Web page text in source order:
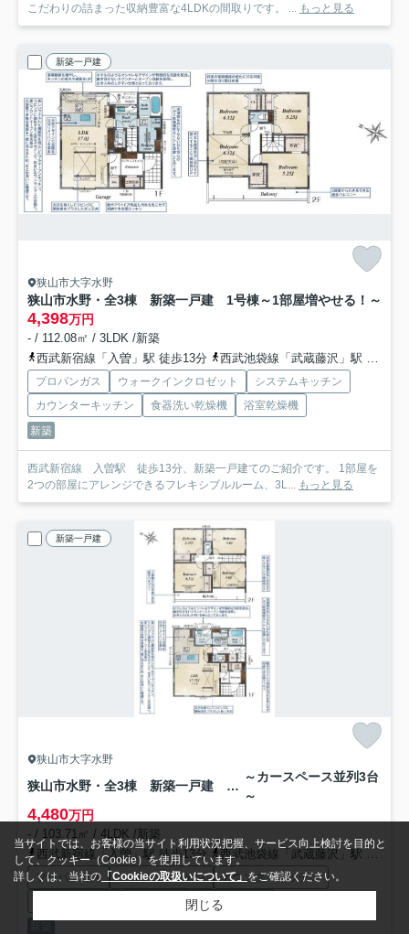
こだわりの詰まった収納豊富な4LDKの間取りです。 ...
もっと見る
新築一戸建
狭山市大字水野
狭山市水野・全3棟 新築一戸建 1号棟～1部屋増やせる！～
4,398万円
- / 112.08㎡ / 3LDK /新築
西武新宿線「入曽」駅 徒歩13分
西武池袋線「武蔵藤沢」駅 徒歩26分
プロパンガス ウォークインクロゼット
システムキッチン
カウンターキッチン
食器洗い乾燥機
浴室乾燥機
新築
西武新宿線 入曽駅 徒歩13分、新築一戸建てのご紹介です。 1部屋を
2つの部屋にアレンジできるフレキシブルルーム、3L...
もっと見る
新築一戸建
狭山市大字水野
狭山市水野・全3棟 新築一戸建 2号棟
～カースペース並列3台
～
4,480万円
- / 103.71㎡ / 4LDK /新築
西武新宿線「入曽」駅 徒歩13分
西武池袋線「武蔵藤沢」駅 徒歩26分
プロパンガス システムキッチン
カウンターキッチン
浴室１坪以上
当サイトでは、お客様の当サイト利用状況把握、サービス向上検討を目的と
して、クッキー（Cookie）を使用しています。
詳しくは、当社の 「Cookieの取扱いについて」 をご確認ください。
閉じる